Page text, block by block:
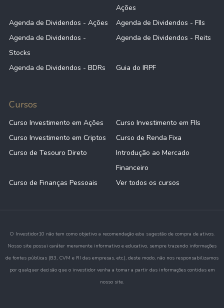
Ações
Agenda de Dividendos - Ações
Agenda de Dividendos - FIIs
Agenda de Dividendos -
Stocks
Agenda de Dividendos - Reits
Agenda de Dividendos - BDRs Guia do IRPF
Cursos
Curso Investimento em Ações
Curso Investimento em FIIs
Curso Investimento em Criptos
Curso de Renda Fixa
Curso de Tesouro Direto
Introdução ao Mercado
Financeiro
Curso de Finanças Pessoais
Ver todos os cursos
O Investidor10 não tem como objetivo a recomendação e/ou sugestão de compra de ativos.
Nosso site possui caráter meramente informativo e educativo, sempre trazendo informações
de fontes públicas (B3, CVM e RI das empresas, etc.), deste modo, não nos responsabilizamos
por qualquer decisão que o investidor venha a tomar a partir das informações contidas em
nosso site.